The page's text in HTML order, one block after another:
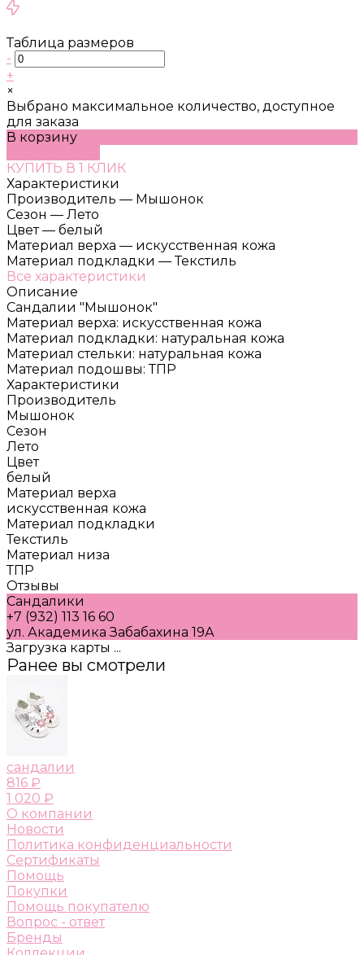
Таблица размеров
-
+
×
Выбрано максимальное количество, доступное
для заказа
В корзину
КУПИТЬ В 1 КЛИК
Характеристики
Производитель — Мышонок
Сезон — Лето
Цвет — белый
Материал верха — искусственная кожа
Материал подкладки — Текстиль
Все характеристики
Описание
Сандалии "Мышонок"
Материал верха: искусственная кожа
Материал подкладки: натуральная кожа
Материал стельки: натуральная кожа
Материал подошвы: ТПР
Характеристики
Производитель
Мышонок
Сезон
Лето
Цвет
белый
Материал верха
искусственная кожа
Материал подкладки
Текстиль
Материал низа
ТПР
Отзывы
Сандалики
+7 (932) 113 16 60
ул. Академика Забабахина 19А
Загрузка карты ...
Ранее вы смотрели
сандалии
816 ₽
1 020 ₽
О компании
Новости
Политика конфиденциальности
Сертификаты
Помощь
Покупки
Помощь покупателю
Вопрос - ответ
Бренды